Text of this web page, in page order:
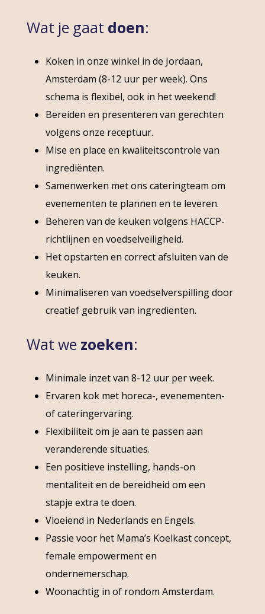
Wat je gaat doen:
Koken in onze winkel in de Jordaan,
Amsterdam (8-12 uur per week). Ons
schema is flexibel, ook in het weekend!
Bereiden en presenteren van gerechten
volgens onze receptuur.
Mise en place en kwaliteitscontrole van
ingrediënten.
Samenwerken met ons cateringteam om
evenementen te plannen en te leveren.
Beheren van de keuken volgens HACCP-
richtlijnen en voedselveiligheid.
Het opstarten en correct afsluiten van de
keuken.
Minimaliseren van voedselverspilling door
creatief gebruik van ingrediënten.
Wat we zoeken:
Minimale inzet van 8-12 uur per week.
Ervaren kok met horeca-, evenementen-
of cateringervaring.
Flexibiliteit om je aan te passen aan
veranderende situaties.
Een positieve instelling, hands-on
mentaliteit en de bereidheid om een
stapje extra te doen.
Vloeiend in Nederlands en Engels.
Passie voor het Mama’s Koelkast concept,
female empowerment en
ondernemerschap.
Woonachtig in of rondom Amsterdam.